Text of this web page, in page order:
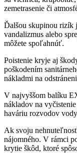
zemetrasenie či
Ďalšou skupinou rizík
vandalizmus alebo
môžete spoľahnúť.
Poistenie kryje aj
poškodením
nákladmi na
V najvyššom balíku
nákladov na
haváriu rozvodov
Ak svoju
nájomného. V rámci
krytie škôd, ktoré